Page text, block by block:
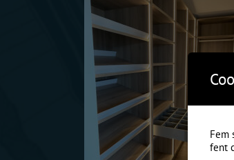
Fem
fent